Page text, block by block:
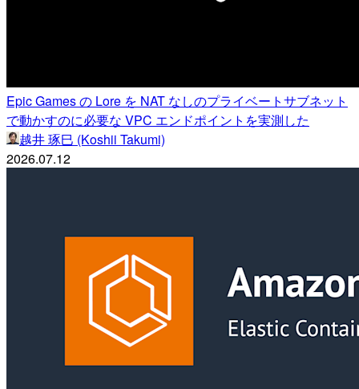
Epic Games の Lore を NAT なしのプライベートサブネット
で動かすのに必要な VPC エンドポイントを実測した
越井 琢巳 (Koshii Takumi)
2026.07.12